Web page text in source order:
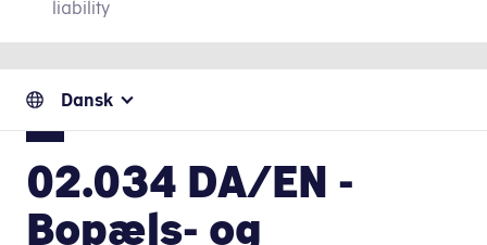
liability
Dansk
02.034 DA/EN -
Bopæls- og